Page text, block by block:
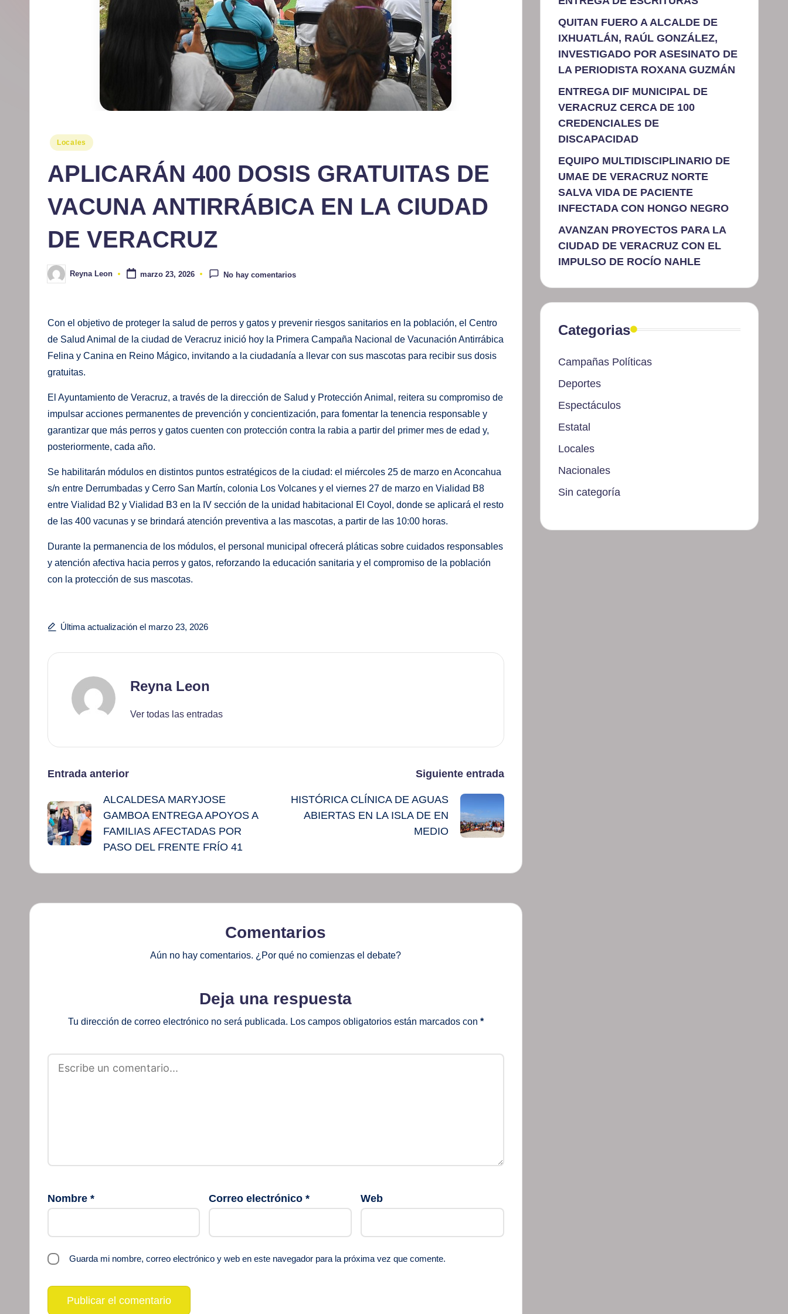
Publicado
Locales
APLICARÁN 400 DOSIS GRATUITAS DE
VACUNA ANTIRRÁBICA EN LA CIUDAD
DE VERACRUZ
Publicado
por
Reyna Leon marzo 23, 2026 No hay comentarios
Con el objetivo de proteger la salud de perros y gatos y prevenir riesgos sanitarios en la población, el Centro
de Salud Animal de la ciudad de Veracruz inició hoy la Primera Campaña Nacional de Vacunación Antirrábica
Felina y Canina en Reino Mágico, invitando a la ciudadanía a llevar con sus mascotas para recibir sus dosis
gratuitas.
El Ayuntamiento de Veracruz, a través de la dirección de Salud y Protección Animal, reitera su compromiso de
impulsar acciones permanentes de prevención y concientización, para fomentar la tenencia responsable y
garantizar que más perros y gatos cuenten con protección contra la rabia a partir del primer mes de edad y,
posteriormente, cada año.
Se habilitarán módulos en distintos puntos estratégicos de la ciudad: el miércoles 25 de marzo en Aconcahua
s/n entre Derrumbadas y Cerro San Martín, colonia Los Volcanes y el viernes 27 de marzo en Vialidad B8
entre Vialidad B2 y Vialidad B3 en la IV sección de la unidad habitacional El Coyol, donde se aplicará el resto
de las 400 vacunas y se brindará atención preventiva a las mascotas, a partir de las 10:00 horas.
Durante la permanencia de los módulos, el personal municipal ofrecerá pláticas sobre cuidados responsables
y atención afectiva hacia perros y gatos, reforzando la educación sanitaria y el compromiso de la población
con la protección de sus mascotas.
Última actualización el marzo 23, 2026
Reyna Leon
Ver todas las entradas
Navegación
de
entradas
Entrada anterior
ALCALDESA MARYJOSE
GAMBOA ENTREGA APOYOS A
FAMILIAS AFECTADAS POR
PASO DEL FRENTE FRÍO 41
Siguiente entrada
HISTÓRICA CLÍNICA DE AGUAS
ABIERTAS EN LA ISLA DE EN
MEDIO
Comentarios
Aún no hay comentarios. ¿Por qué no comienzas el debate?
Deja una respuesta
Tu dirección de correo electrónico no será publicada. Los campos obligatorios están marcados con *
Nombre * Correo electrónico * Web
Guarda mi nombre, correo electrónico y web en este navegador para la próxima vez que comente.
QUITAN FUERO A ALCALDE DE
IXHUATLÁN, RAÚL GONZÁLEZ,
INVESTIGADO POR ASESINATO DE
LA PERIODISTA ROXANA GUZMÁN
ENTREGA DIF MUNICIPAL DE
VERACRUZ CERCA DE 100
CREDENCIALES DE
DISCAPACIDAD
EQUIPO MULTIDISCIPLINARIO DE
UMAE DE VERACRUZ NORTE
SALVA VIDA DE PACIENTE
INFECTADA CON HONGO NEGRO
AVANZAN PROYECTOS PARA LA
CIUDAD DE VERACRUZ CON EL
IMPULSO DE ROCÍO NAHLE
Categorias
Campañas Políticas
Deportes
Espectáculos
Estatal
Locales
Nacionales
Sin categoría